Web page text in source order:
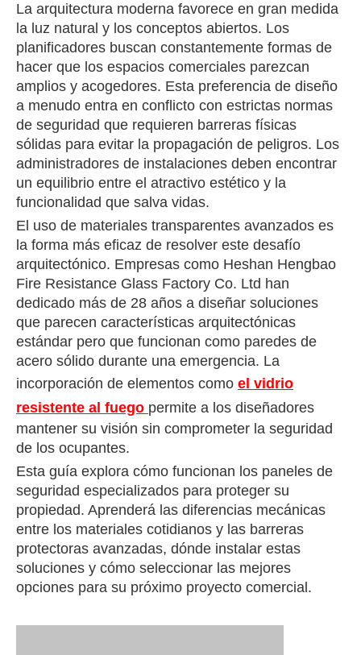
La arquitectura moderna favorece en gran medida
la luz natural y los conceptos abiertos. Los
planificadores buscan constantemente formas de
hacer que los espacios comerciales parezcan
amplios y acogedores. Esta preferencia de diseño
a menudo entra en conflicto con estrictas normas
de seguridad que requieren barreras físicas
sólidas para evitar la propagación de peligros. Los
administradores de instalaciones deben encontrar
un equilibrio entre el atractivo estético y la
funcionalidad que salva vidas.
El uso de materiales transparentes avanzados es
la forma más eficaz de resolver este desafío
arquitectónico. Empresas como Heshan Hengbao
Fire Resistance Glass Factory Co. Ltd han
dedicado más de 28 años a diseñar soluciones
que parecen características arquitectónicas
estándar pero que funcionan como paredes de
acero sólido durante una emergencia. La
incorporación de elementos como el vidrio
resistente al fuego permite a los diseñadores
mantener su visión sin comprometer la seguridad
de los ocupantes.
Esta guía explora cómo funcionan los paneles de
seguridad especializados para proteger su
propiedad. Aprenderá las diferencias mecánicas
entre los materiales cotidianos y las barreras
protectoras avanzadas, dónde instalar estas
soluciones y cómo seleccionar las mejores
opciones para su próximo proyecto comercial.